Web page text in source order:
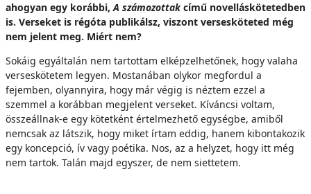
ahogyan egy korábbi,A számozottakcímű novelláskötetedben
is. Verseket is régóta publikálsz, viszont versesköteted még
nem jelent meg. Miért nem?
Sokáig egyáltalán nem tartottam elképzelhetőnek, hogy valaha
verseskötetem legyen. Mostanában olykor megfordul a
fejemben, olyannyira, hogy már végig is néztem ezzel a
szemmel a korábban megjelent verseket. Kíváncsi voltam,
összeállnak-e egy kötetként értelmezhető egységbe, amiből
nemcsak az látszik, hogy miket írtam eddig, hanem kibontakozik
egy koncepció, ív vagy poétika. Nos, az a helyzet, hogy itt még
nem tartok. Talán majd egyszer, de nem siettetem.